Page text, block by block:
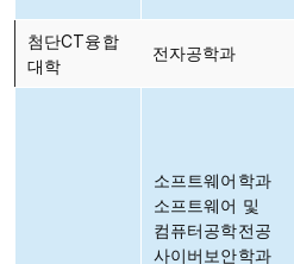
첨단CT융합
대학
전자공학과
소프트웨어학과
소프트웨어 및
컴퓨터공학전공
사이버보안학과